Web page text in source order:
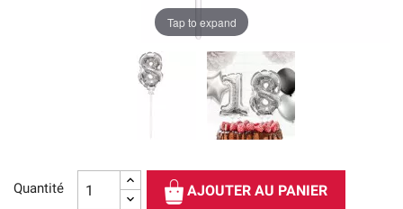
Tap to expand
Quantité AJOUTER AU PANIER